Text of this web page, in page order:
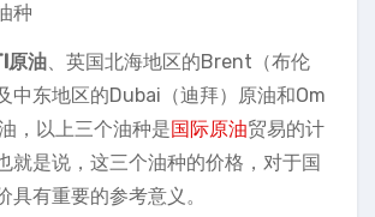
种
原油、英国北海地区的Brent（布伦
中东地区的Dubai（迪拜）原油和Om
，以上三个油种是国际原油贸易的计
就是说，这三个油种的价格，对于国
具有重要的参考意义。